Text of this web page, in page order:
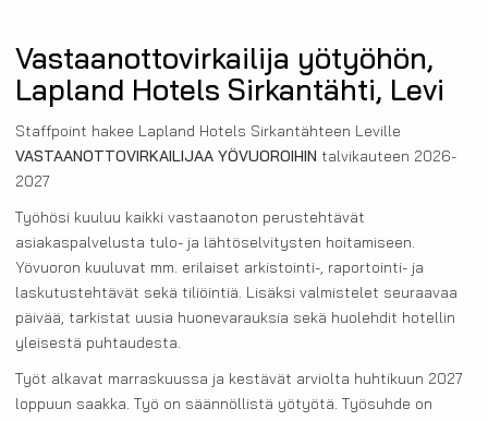
Vastaanottovirkailija yötyöhön,
Lapland Hotels Sirkantähti, Levi
Staffpoint hakee Lapland Hotels Sirkantähteen Leville
VASTAANOTTOVIRKAILIJAA YÖVUOROIHIN talvikauteen 2026-
2027
Työhösi kuuluu kaikki vastaanoton perustehtävät
asiakaspalvelusta tulo- ja lähtöselvitysten hoitamiseen.
Yövuoron kuuluvat mm. erilaiset arkistointi-, raportointi- ja
laskutustehtävät sekä tiliöintiä. Lisäksi valmistelet seuraavaa
päivää, tarkistat uusia huonevarauksia sekä huolehdit hotellin
yleisestä puhtaudesta.
Työt alkavat marraskuussa ja kestävät arviolta huhtikuun 2027
loppuun saakka. Työ on säännöllistä yötyötä. Työsuhde on